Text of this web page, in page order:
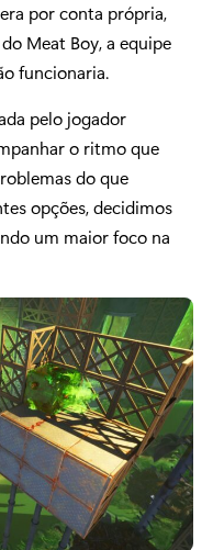
por conta própria,
Meat Boy, a equipe
funcionaria.
pelo jogador
o ritmo que
do que
opções, decidimos
um maior foco na